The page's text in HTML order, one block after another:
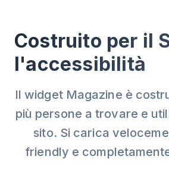
Costruito per il
l'accessibilità
Il widget Magazine è
più persone a trovare e
sito. Si carica
friendly e